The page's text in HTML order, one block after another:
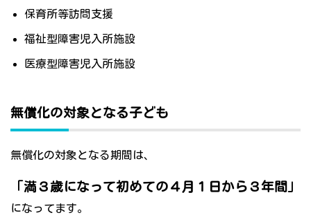
保育所等訪問支援
福祉型障害児入所施設
医療型障害児入所施設
無償化の対象となる子ども
無償化の対象となる期間は、
「満３歳になって初めての４月１日から３年間」
になってます。